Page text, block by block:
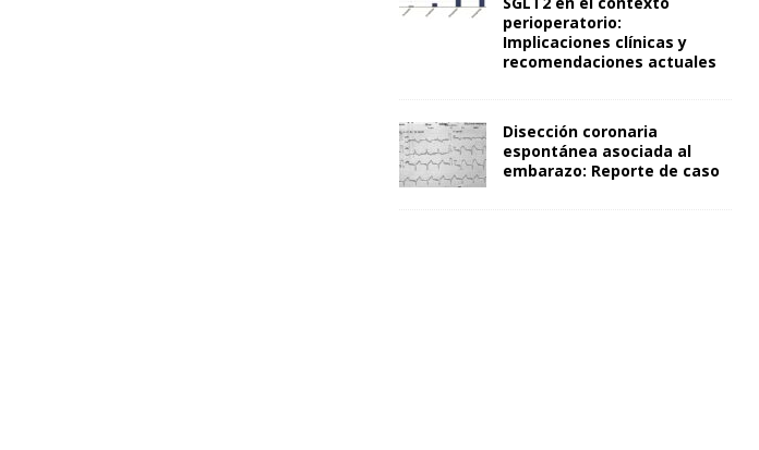
perioperatorio:
Implicaciones clínicas y
recomendaciones actuales
Disección coronaria
espontánea asociada al
embarazo: Reporte de caso